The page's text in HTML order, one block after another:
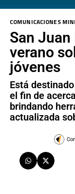
COMUNICACIONES
San
verano
jóvenes
Está
el fin de
brindando
actualizada